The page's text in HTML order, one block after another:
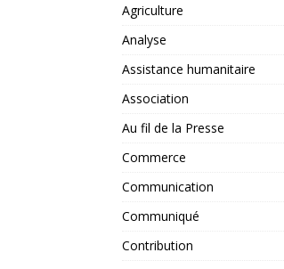
Agriculture
Analyse
Assistance humanitaire
Association
Au fil de la Presse
Commerce
Communication
Communiqué
Contribution